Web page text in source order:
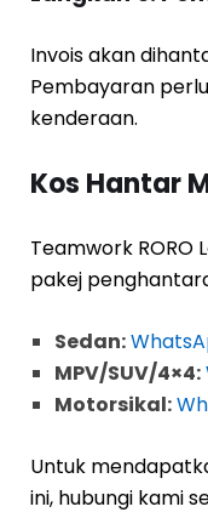
Invois akan
Pembayaran
kenderaan.
Kos Hantar
Teamwork RORO
pakej
Sedan:
MPV/SUV/4×4:
Motorsikal:
Untuk
ini, hubungi kami